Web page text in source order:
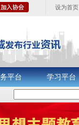
设为首页
平台 学习平台